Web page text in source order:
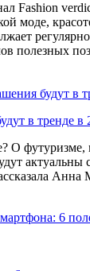
Fashion
моде,
полезных
в тренде в
О